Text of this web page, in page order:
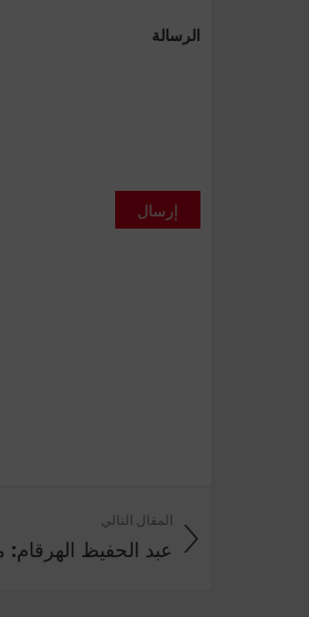
الرسالة
إرسال
المقال التالي
عبد الحفيظ الهرقام: